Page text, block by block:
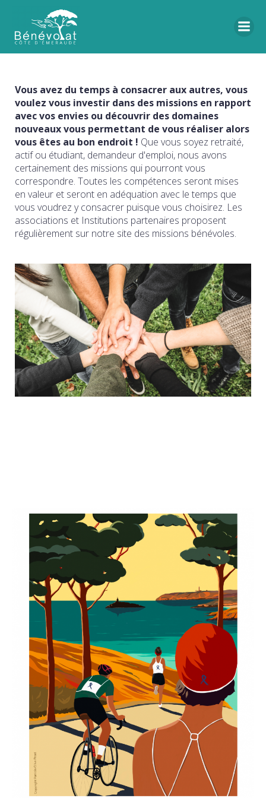
Vous avez du temps à consacrer aux autres, vous
voulez vous investir dans des missions en rapport
avec vos envies ou découvrir des domaines
nouveaux vous permettant de vous réaliser alors
vous êtes au bon endroit ! Que vous soyez retraité,
actif ou étudiant, demandeur d'emploi, nous avons
certainement des missions qui pourront vous
correspondre. Toutes les compétences seront mises
en valeur et seront en adéquation avec le temps que
vous voudrez y consacrer puisque vous choisirez. Les
associations et Institutions partenaires proposent
régulièrement sur notre site des missions bénévoles.